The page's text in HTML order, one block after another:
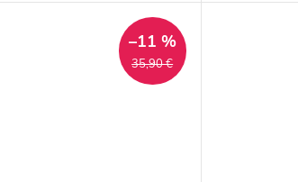
35,90 €
–11 %